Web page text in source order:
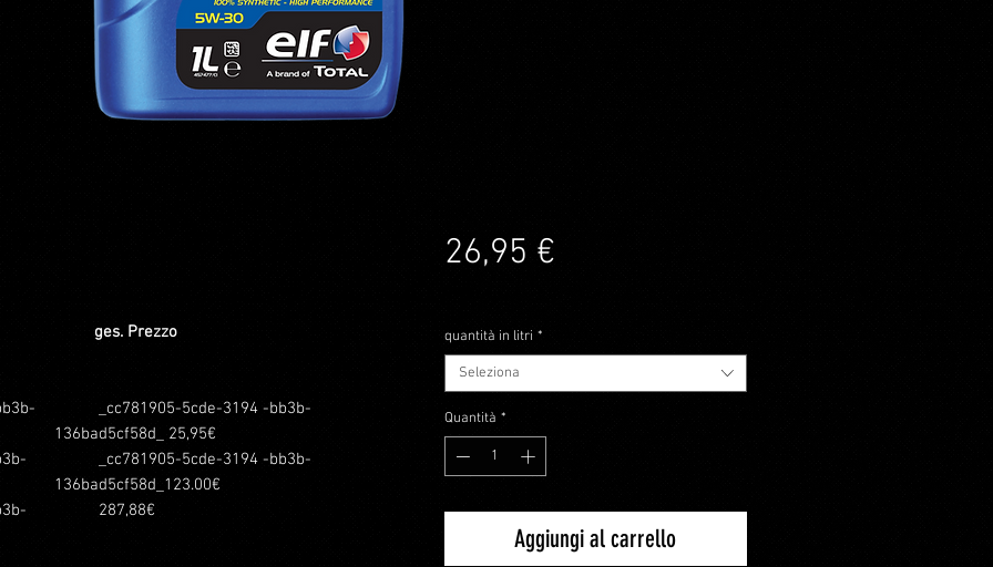
ges. Prezzo
_cc781905-5cde-3194 -bb3b-
136bad5cf58d_ 25,95€
_cc781905-5cde-3194 -bb3b-
136bad5cf58d_123.00€
287,88€
26,95 €Prezzo
quantità in litri *
Seleziona
Quantità *
Aggiungi al carrello